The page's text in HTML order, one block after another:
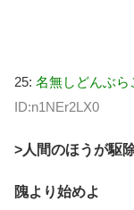
25: 名無しどんぶら
ID:n1NEr2LX0
>人間のほうが駆
隗より始めよ